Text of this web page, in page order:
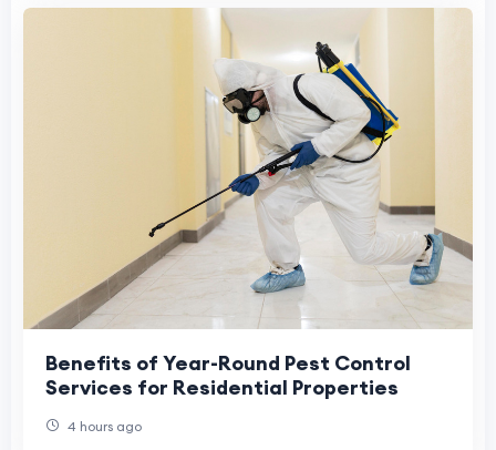
Benefits of Year-Round Pest Control
Services for Residential Properties
4 hours ago